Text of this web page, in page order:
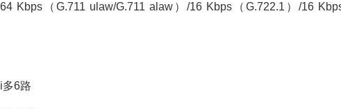
（G.711 ulaw/G.711 alaw）/16 Kbps（G.722.1）/16
6路